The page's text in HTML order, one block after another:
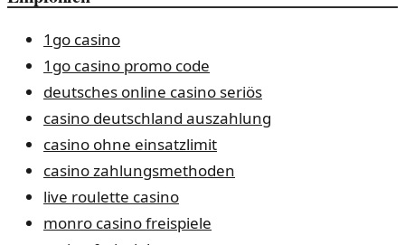
1go casino
1go casino promo code
deutsches online casino seriös
casino deutschland auszahlung
casino ohne einsatzlimit
casino zahlungsmethoden
live roulette casino
monro casino freispiele